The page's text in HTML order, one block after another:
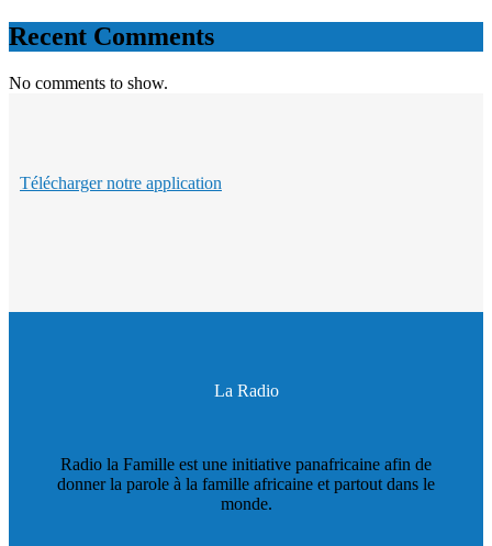
Recent Comments
No comments to show.
Télécharger notre application
La Radio
Radio la Famille est une initiative panafricaine afin de
donner la parole à la famille africaine et partout dans le
monde.